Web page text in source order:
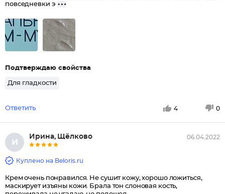
повседневки э
Подтверждаю свойства
Для гладкости
Ответить 4 0
И
Ирина, Щёлково 06.04.2022
Куплено на Beloris.ru
Крем очень понравился. Не сушит кожу, хорошо ложиться,
маскирует изъяны кожи. Брала тон слоновая кость,